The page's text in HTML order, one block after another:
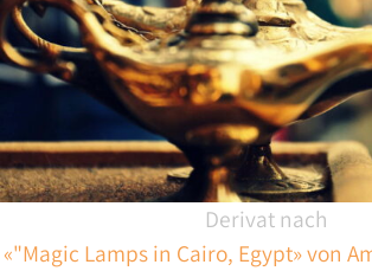
Derivat nach
«"Magic Lamps in Cairo, Egypt» von